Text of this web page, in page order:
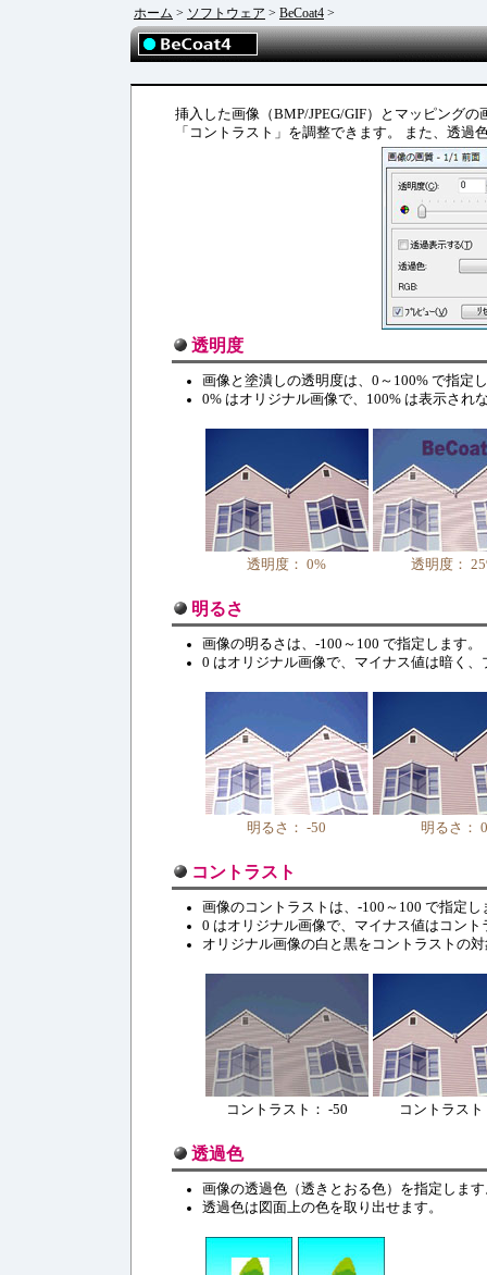
ホーム > ソフトウェア > BeCoat4 >
挿入した画像（BMP/JPEG/GIF）とマッピング
「コントラスト」を調整できます。 また、透過
透明度
画像と塗潰しの透明度は、0～100% で指定
0% はオリジナル画像で、100% は表示され
透明度： 0% 透明度：
明るさ
画像の明るさは、-100～100 で指定します。
0 はオリジナル画像で、マイナス値は暗く
明るさ： -50 明るさ： 0
コントラスト
画像のコントラストは、-100～100 で指定し
0 はオリジナル画像で、マイナス値はコン
オリジナル画像の白と黒をコントラストの
コントラスト： -50 コントラスト
透過色
画像の透過色（透きとおる色）を指定します
透過色は図面上の色を取り出せます。